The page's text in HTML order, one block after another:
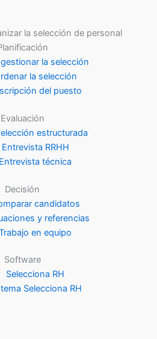
la selección de personal
la selección
la selección
del puesto
Evaluación
estructurada
Entrevista RRHH
Entrevista técnica
Decisión
candidatos
y referencias
en equipo
Software
Selecciona RH
Selecciona RH